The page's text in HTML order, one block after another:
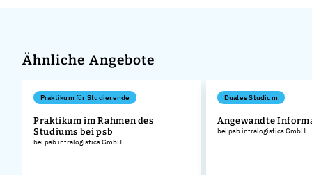
Ähnliche Angebote
Praktikum für Studierende
Praktikum im Rahmen des
Studiums bei psb
bei psb intralogistics GmbH
Duales Studium
Angewandte
bei psb intralogistics GmbH